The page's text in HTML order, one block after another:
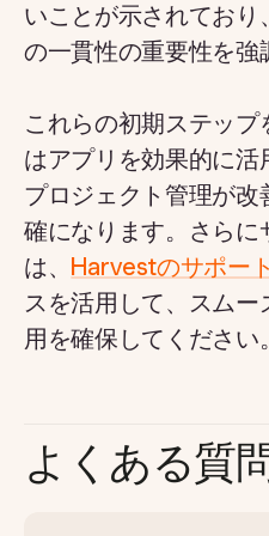
いことが示されてお
の一貫性の重要性を強
これらの初期ステッ
はアプリを効果的に活
プロジェクト管理が
確になります。さら
は、 Harvestのサポー
スを活用して、スム
用を確保してください。
よくある質